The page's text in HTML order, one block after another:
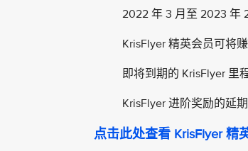
2022 年 3 月至 2023 年
KrisFlyer 精英会员可将
即将到期的 KrisFlyer 里
KrisFlyer 进阶奖励的延期
点击此处查看 KrisFlyer 精